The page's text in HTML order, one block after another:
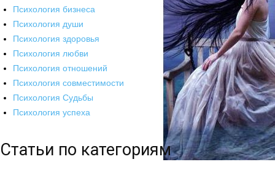
Психология бизнеса
Психология души
Психология здоровья
Психология любви
Психология отношений
Психология совместимости
Психология Судьбы
Психология успеха
Статьи по категориям